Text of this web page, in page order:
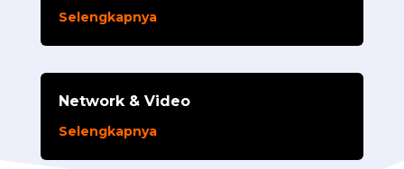
Selengkapnya
Network & Video
Selengkapnya